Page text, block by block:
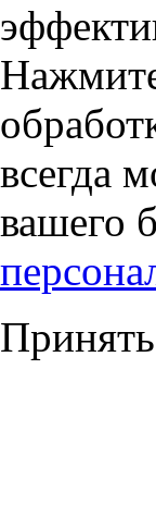
всегда
вашего
Принять